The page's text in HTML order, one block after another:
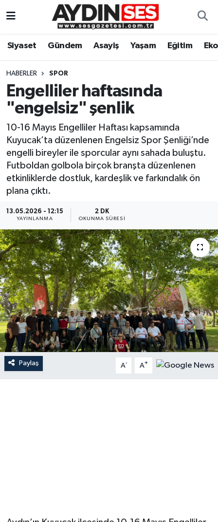
Siyaset Gündem Asayiş Yaşam Eğitim
HABERLER SPOR
Engelliler haftasında
"engelsiz" şenlik
10-16 Mayıs Engelliler Haftası kapsamında
Kuyucak’ta düzenlenen Engelsiz Spor Şenliği’nde
engelli bireyler ile sporcular aynı sahada buluştu.
Futboldan golbola birçok branşta düzenlenen
etkinliklerde dostluk, kardeşlik ve farkındalık ön
plana çıktı.
13.05.2026 - 12:15
YAYINLANMA
2 DK
OKUNMA SÜRESI
Paylaş A- A+
Gündem
Siyaset
Ekonomi
Yaşam
Eğitim
Kültür Sanat
Spor
Aydın Hava Durumu
Aydin Namaz Vakitleri
Aydın Trafik Yoğunluk Haritası
Süper Lig Puan Durumu ve Fikstür
Tüm Manşetler
Son Dakika Haberleri
Haber Arşivi